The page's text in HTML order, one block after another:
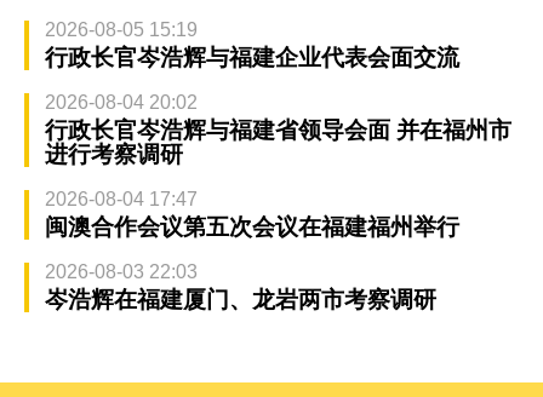
2026-08-05 15:19
行政长官岑浩辉与福建企业代表会面交流
2026-08-04 20:02
行政长官岑浩辉与福建省领导会面 并在福州市
进行考察调研
2026-08-04 17:47
闽澳合作会议第五次会议在福建福州举行
2026-08-03 22:03
岑浩辉在福建厦门、龙岩两市考察调研